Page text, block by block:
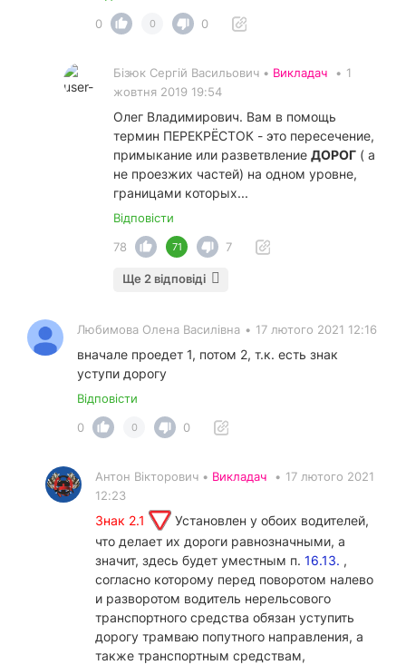
0
0 0
Бізюк Сергій Васильович • Викладач • 1
жовтня 2019 19:54
Олег Владимирович. Вам в помощь
термин ПЕРЕКРЁСТОК - это пересечение,
примыкание или разветвление ДОРОГ ( а
не проезжих частей) на одном уровне,
границами которых...
Відповісти
78
71 7
Ще 2 відповіді
Любимова Олена Василівна • 17 лютого 2021 12:16
вначале проедет 1, потом 2, т.к. есть знак
уступи дорогу
Відповісти
0
0 0
Антон Вікторович • Викладач • 17 лютого 2021
12:23
Знак 2.1
Установлен у обоих водителей,
что делает их дороги равнозначными, а
значит, здесь будет уместным п. 16.13. ,
согласно которому перед поворотом налево
и разворотом водитель нерельсового
транспортного средства обязан уступить
дорогу трамваю попутного направления, а
также транспортным средствам,